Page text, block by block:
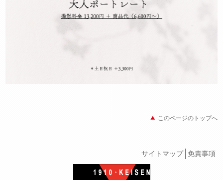
このページのトップへ
免責事項
サイトマップ